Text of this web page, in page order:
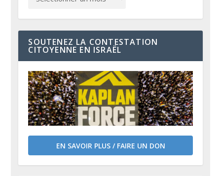
SOUTENEZ LA CONTESTATION
CITOYENNE EN ISRAËL
EN SAVOIR PLUS / FAIRE UN DON